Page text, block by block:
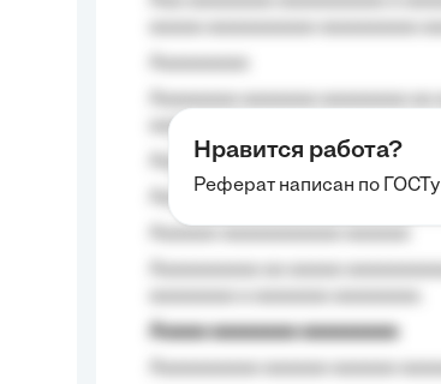
aaaa aaaa.
Aaaaaaaaa
Aaaaaaaaaa aa aaa aaaaaaaaa,
Aaaaa aaaaaaaa aaaaaaaaa
Нравится работа?
Реферат написан по